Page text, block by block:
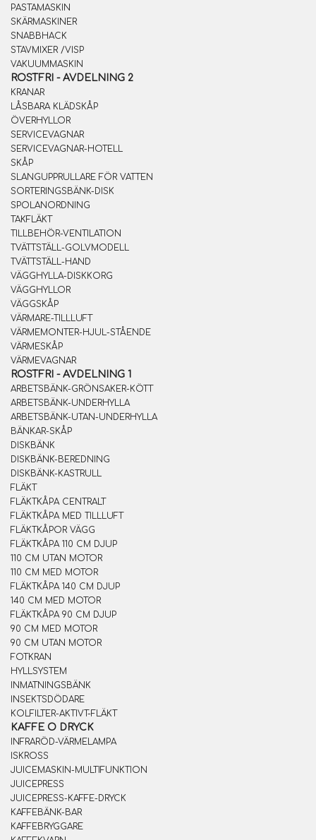
PASTAMASKIN
SKÄRMASKINER
SNABBHACK
STAVMIXER /VISP
VAKUUMMASKIN
ROSTFRI - AVDELNING 2
KRANAR
LÅSBARA KLÄDSKÅP
ÖVERHYLLOR
SERVICEVAGNAR
SERVICEVAGNAR-HOTELL
SKÅP
SLANGUPPRULLARE FÖR VATTEN
SORTERINGSBÄNK-DISK
SPOLANORDNING
TAKFLÄKT
TILLBEHÖR-VENTILATION
TVÄTTSTÄLL-GOLVMODELL
TVÄTTSTÄLL-HAND
VÄGGHYLLA-DISKKORG
VÄGGHYLLOR
VÄGGSKÅP
VÄRMARE-TILLLUFT
VÄRMEMONTER-HJUL-STÅENDE
VÄRMESKÅP
VÄRMEVAGNAR
ROSTFRI - AVDELNING 1
ARBETSBÄNK-GRÖNSAKER-KÖTT
ARBETSBÄNK-UNDERHYLLA
ARBETSBÄNK-UTAN-UNDERHYLLA
BÄNKAR-SKÅP
DISKBÄNK
DISKBÄNK-BEREDNING
DISKBÄNK-KASTRULL
FLÄKT
FLÄKTKÅPA CENTRALT
FLÄKTKÅPA MED TILLLUFT
FLÄKTKÅPOR VÄGG
FLÄKTKÅPA 110 CM DJUP
110 CM UTAN MOTOR
110 CM MED MOTOR
FLÄKTKÅPA 140 CM DJUP
140 CM MED MOTOR
FLÄKTKÅPA 90 CM DJUP
90 CM MED MOTOR
90 CM UTAN MOTOR
FOTKRAN
HYLLSYSTEM
INMATNINGSBÄNK
INSEKTSDÖDARE
KOLFILTER-AKTIVT-FLÄKT
KAFFE O DRYCK
INFRARÖD-VÄRMELAMPA
ISKROSS
JUICEMASKIN-MULTIFUNKTION
JUICEPRESS
JUICEPRESS-KAFFE-DRYCK
KAFFEBÄNK-BAR
KAFFEBRYGGARE